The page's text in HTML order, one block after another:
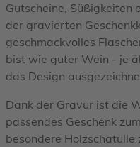
Gutscheine, Süßigkeiten
der gravierten
geschmackvolles
bist wie guter Wein - je
das Design
Dank der Gravur ist die
passendes Geschenk
besondere Holzschatulle